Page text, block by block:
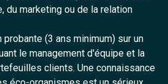
du marketing ou de la relation
probante (3 ans minimum) sur un
le management d'équipe et la
clients. Une connaissance